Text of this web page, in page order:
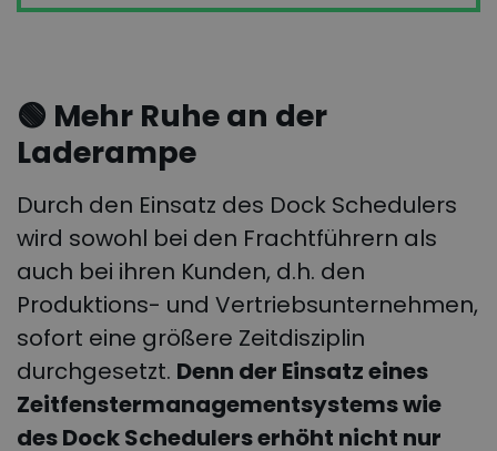
🟢 Mehr Ruhe an der
Laderampe
Durch den Einsatz des Dock Schedulers
wird sowohl bei den Frachtführern als
auch bei ihren Kunden, d.h. den
Produktions- und Vertriebsunternehmen,
sofort eine größere Zeitdisziplin
durchgesetzt. Denn der Einsatz eines
Zeitfenstermanagementsystems wie
des Dock Schedulers erhöht nicht nur